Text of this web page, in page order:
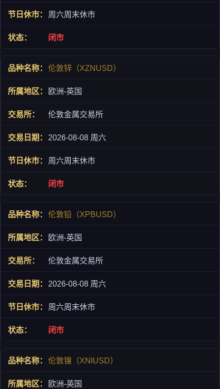
周六周末休市
闭市
伦敦锌（XZNUSD）
欧洲-英国
伦敦金属交易所
2026-08-08 周六
周六周末休市
闭市
伦敦铅（XPBUSD）
欧洲-英国
伦敦金属交易所
2026-08-08 周六
周六周末休市
闭市
伦敦镍（XNIUSD）
欧洲-英国